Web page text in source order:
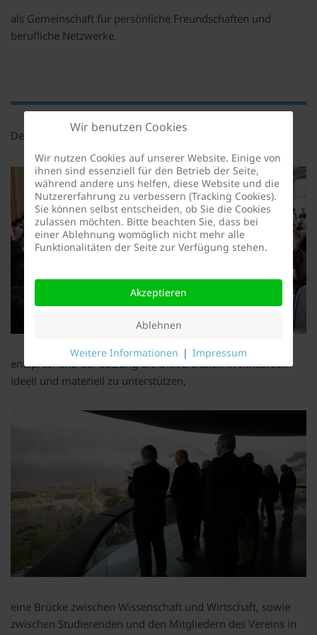
als Gemeinschaft für persönliche Freundschaften und
berufliche Netzwerke.
Der Deutsche Freundeskreis hat die Zielsetzung
entsprechend der Satzung die Universitäten in Innsbruck
ideell und materiell zu unterstützen,
eine Brücke zwischen Wissenschaft und Wirtschaft, sowie
zwischen Studierenden und den Mitgliedern des Vereins in
Wir benutzen Cookies
Wir nutzen Cookies auf unserer Website. Einige von
ihnen sind essenziell für den Betrieb der Seite,
während andere uns helfen, diese Website und die
Nutzererfahrung zu verbessern (Tracking Cookies).
Sie können selbst entscheiden, ob Sie die Cookies
zulassen möchten. Bitte beachten Sie, dass bei
einer Ablehnung womöglich nicht mehr alle
Funktionalitäten der Seite zur Verfügung stehen.
Akzeptieren
Ablehnen
Weitere Informationen | Impressum